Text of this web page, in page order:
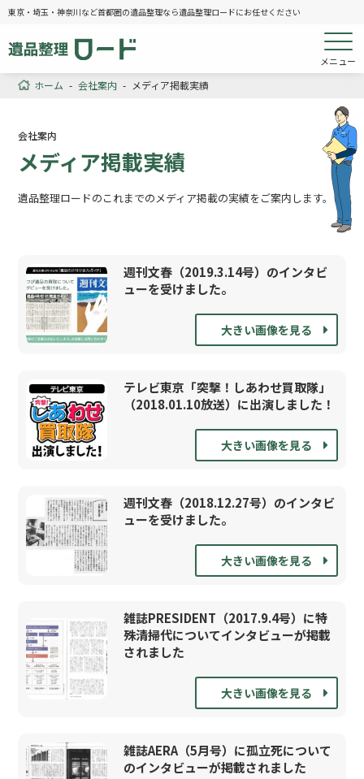
東京・埼玉・神奈川など首都圏の遺品整理なら遺品整理ロードにお任せください
メニュー
ホーム - 会社案内 - メディア掲載実績
会社案内
メディア掲載実績
遺品整理ロードのこれまでのメディア掲載の実績をご案内します。
週刊文春（2019.3.14号）のインタビ
ューを受けました。
大きい画像を見る
テレビ東京「突撃！しあわせ買取隊」
（2018.01.10放送）に出演しました！
大きい画像を見る
週刊文春（2018.12.27号）のインタビ
ューを受けました。
大きい画像を見る
雑誌PRESIDENT（2017.9.4号）に特
殊清掃代についてインタビューが掲載
されました
大きい画像を見る
雑誌AERA（5月号）に孤立死について
のインタビューが掲載されました